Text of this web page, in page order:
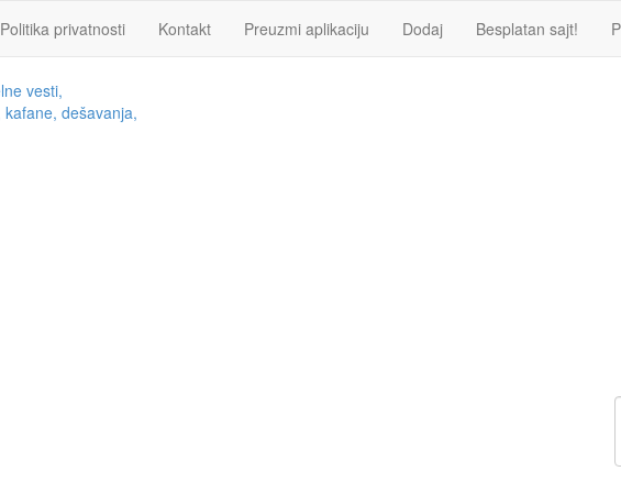
Politika privatnosti Kontakt Preuzmi aplikaciju Dodaj Besplatan sajt!